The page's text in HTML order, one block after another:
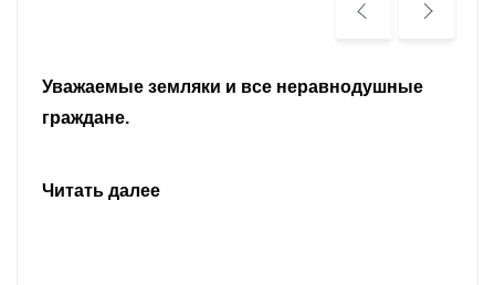
Уважаемые земляки и все неравнодушные
граждане.
Читать далее